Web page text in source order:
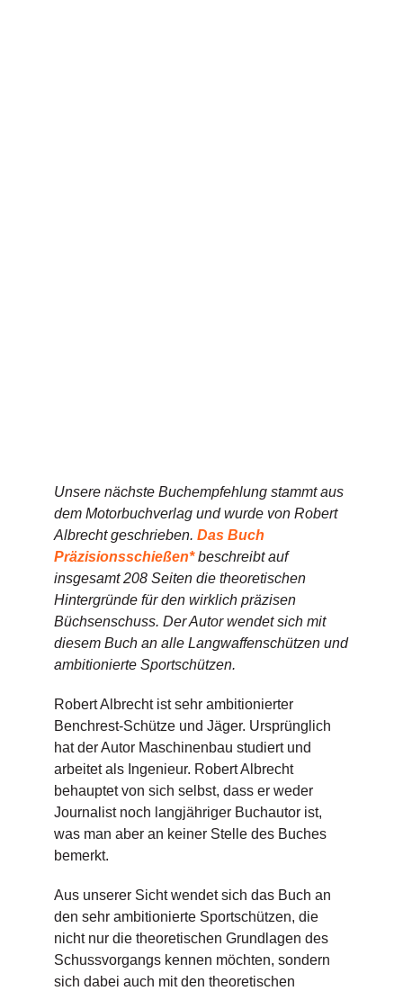
Unsere nächste Buchempfehlung stammt aus
dem Motorbuchverlag und wurde von Robert
Albrecht geschrieben. Das Buch
Präzisionsschießen*beschreibt auf
insgesamt 208 Seiten die theoretischen
Hintergründe für den wirklich präzisen
Büchsenschuss. Der Autor wendet sich mit
diesem Buch an alle Langwaffenschützen und
ambitionierte Sportschützen.
Robert Albrecht ist sehr ambitionierter
Benchrest-Schütze und Jäger. Ursprünglich
hat der Autor Maschinenbau studiert und
arbeitet als Ingenieur. Robert Albrecht
behauptet von sich selbst, dass er weder
Journalist noch langjähriger Buchautor ist,
was man aber an keiner Stelle des Buches
bemerkt.
Aus unserer Sicht wendet sich das Buch an
den sehr ambitionierte Sportschützen, die
nicht nur die theoretischen Grundlagen des
Schussvorgangs kennen möchten, sondern
sich dabei auch mit den theoretischen